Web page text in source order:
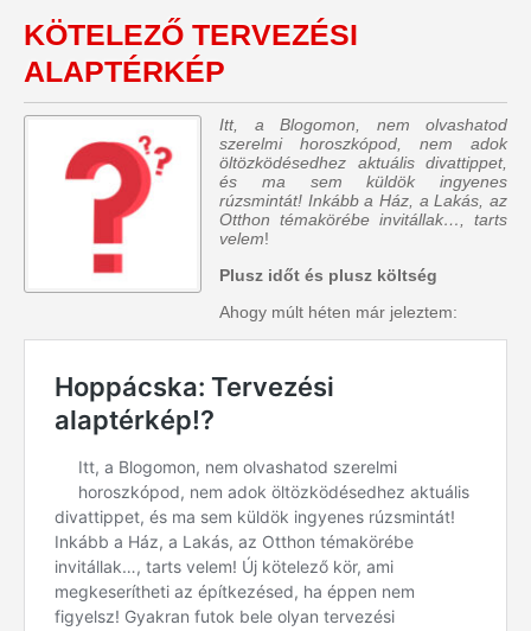
KÖTELEZŐ TERVEZÉSI
ALAPTÉRKÉP
Itt, a Blogomon, nem olvashatod
szerelmi horoszkópod, nem adok
öltözködésedhez aktuális divattippet,
és ma sem küldök ingyenes
rúzsmintát! Inkább a Ház, a Lakás, az
Otthon témakörébe invitállak…, tarts
velem!
Plusz időt és plusz költség
Ahogy múlt héten már jeleztem: